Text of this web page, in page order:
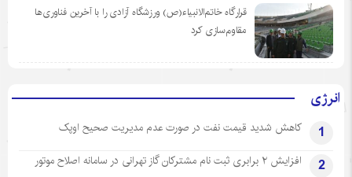
قرارگاه خاتم‌الانبیاء(ص) ورزشگاه آزادی را با آخرین فناوری‌ها
مقاوم‌سازی کرد
انرژی
1 کاهش شدید قیمت نفت در صورت عدم مدیریت صحیح اوپک
2 افزایش ۲ برابری ثبت نام مشترکان گاز تهرانی‌ در سامانه اصلاح موتور